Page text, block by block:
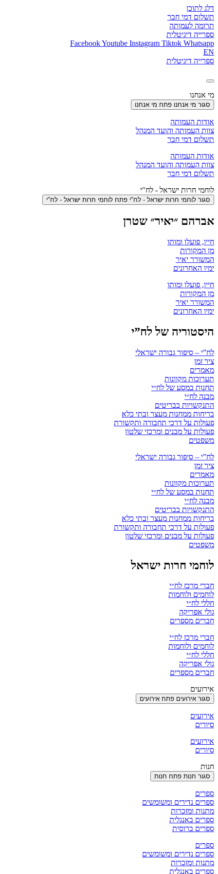
דלג לתוכן
תשלום דמי חבר
תרומה לעמותה
ספרייה דיגיטלית
FacebookYoutube Instagram Tiktok Whatsapp
EN
ספרייה דיגיטלית
מי אנחנו
סגור מי אנחנו פתח מי אנחנו
אודות העמותה
צוות העמותה והועד המנהל
תשלום דמי חבר
אודות העמותה
צוות העמותה והועד המנהל
תשלום דמי חבר
לוחמי חרות ישראל - לח"י
סגור לוחמי חרות ישראל - לח"י פתח לוחמי חרות ישראל - לח"י
אברהם ״יאיר״ שטרן
חייו, פועלו ומותו
מן המקורות
המשורר יאיר
ימיו האחרונים
חייו, פועלו ומותו
מן המקורות
המשורר יאיר
ימיו האחרונים
היסטוריה של לח”י
לח”י – סיפור גבורה ישראלי
ציר זמן
מאמרים
תערוכות מקוונות
תחנות במסע של לח״י
מבנה לח״י
התנקשויות בבריטים
בריחות ממחנות מעצר ובתי כלא
פעולות על דרכי תחבורה ותקשורת
פעולות על מבנים ומרכזי שלטון
משפטים
לח”י – סיפור גבורה ישראלי
ציר זמן
מאמרים
תערוכות מקוונות
תחנות במסע של לח״י
מבנה לח״י
התנקשויות בבריטים
בריחות ממחנות מעצר ובתי כלא
פעולות על דרכי תחבורה ותקשורת
פעולות על מבנים ומרכזי שלטון
משפטים
לוחמי חרות ישראל
חברי מרכז לח״י
לוחמים ולוחמות
חללי לח״י
גולי אפריקה
חברים מספרים
חברי מרכז לח״י
לוחמים ולוחמות
חללי לח״י
גולי אפריקה
חברים מספרים
אירועים
סגור אירועים פתח אירועים
אירועים
סיורים
אירועים
סיורים
חנות
סגור חנות פתח חנות
ספרים
ספרים נדירים ומשומשים
מתנות ומזכרות
ספרים באנגלית
ספרים ברוסית
ספרים
ספרים נדירים ומשומשים
מתנות ומזכרות
ספרים באנגלית